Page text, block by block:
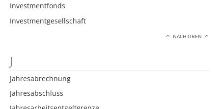
Investmentfonds
Investmentgesellschaft
NACH OBEN
J
Jahresabrechnung
Jahresabschluss